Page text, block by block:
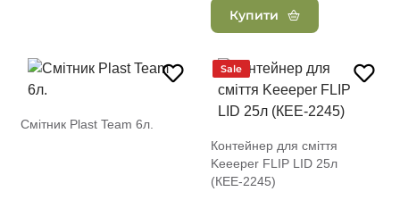
Купити
Смітник Plast Team 6л.
Sale
Контейнер для сміття
Keeeper FLIP LID 25л
(КЕЕ-2245)